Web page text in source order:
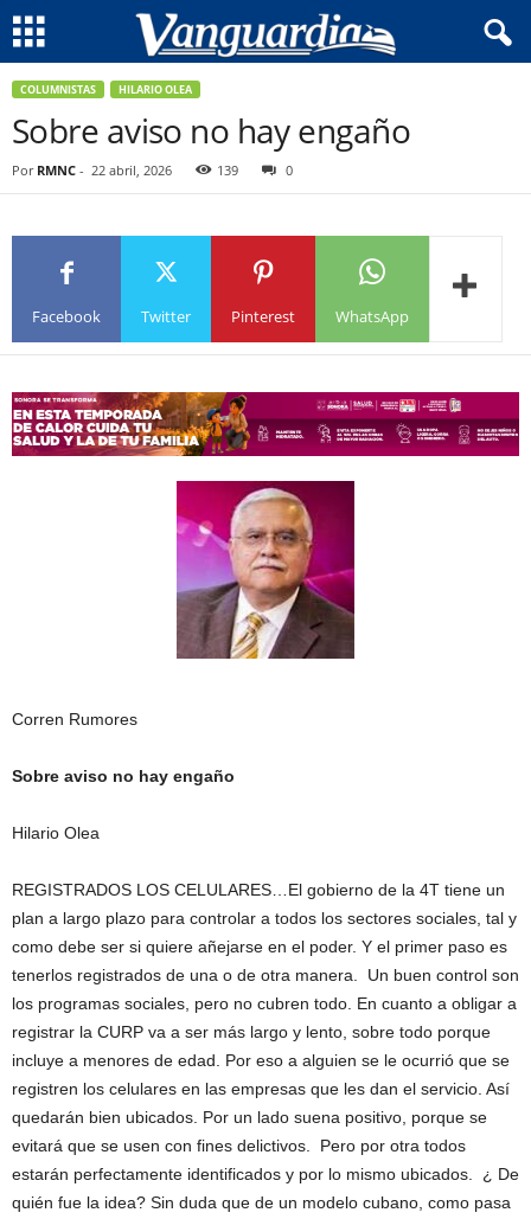
COLUMNISTAS HILARIO OLEA
Sobre aviso no hay engaño
Por RMNC - 22 abril, 2026 139 0
Facebook Twitter Pinterest WhatsApp
Corren Rumores
Sobre aviso no hay engaño
Hilario Olea
REGISTRADOS LOS CELULARES…El gobierno de la 4T tiene un
plan a largo plazo para controlar a todos los sectores sociales, tal y
como debe ser si quiere añejarse en el poder. Y el primer paso es
tenerlos registrados de una o de otra manera. Un buen control son
los programas sociales, pero no cubren todo. En cuanto a obligar a
registrar la CURP va a ser más largo y lento, sobre todo porque
incluye a menores de edad. Por eso a alguien se le ocurrió que se
registren los celulares en las empresas que les dan el servicio. Así
quedarán bien ubicados. Por un lado suena positivo, porque se
evitará que se usen con fines delictivos. Pero por otra todos
estarán perfectamente identificados y por lo mismo ubicados. ¿ De
quién fue la idea? Sin duda que de un modelo cubano, como pasa